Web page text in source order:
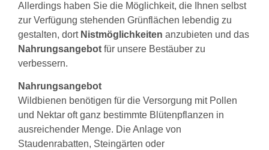
Schöpfung
Welt
durch
Bienenaugen
Regionaler
Imkerhonig
goldwert!
Bald
ausgesummt?
Bienen
brauchen
Hilfe
Biologische
Vielfalt
Allerdings haben Sie die Möglichkeit, die Ihnen selbst
zur Verfügung stehenden Grünflächen lebendig zu
gestalten, dort Nistmöglichkeiten anzubieten und das
Nahrungsangebot für unsere Bestäuber zu
verbessern.
Nahrungsangebot
Wildbienen benötigen für die Versorgung mit Pollen
und Nektar oft ganz bestimmte Blütenpflanzen in
ausreichender Menge. Die Anlage von
Staudenrabatten, Steingärten oder